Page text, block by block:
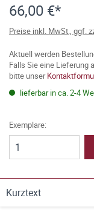
66,00 €*
Preise inkl. MwSt., ggf.
Aktuell werden
Falls Sie eine Lieferung
bitte unser
lieferbar in ca. 2-4
Exemplare:
Kurztext